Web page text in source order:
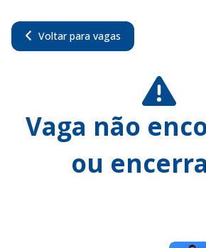
Voltar para vagas
Vaga não
ou